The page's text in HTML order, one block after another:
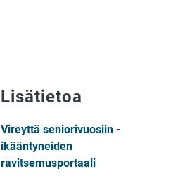
Lisätietoa
Vireyttä seniorivuosiin -
ikääntyneiden
ravitsemusportaali